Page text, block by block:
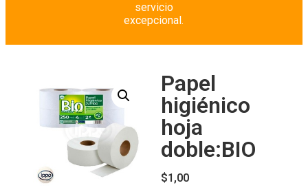
servicio
excepcional.
Papel
higiénico
hoja
doble:BIO
$1,00